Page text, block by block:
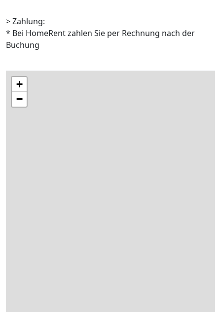
> Zahlung:
* Bei HomeRent zahlen Sie per Rechnung nach der
Buchung
+
−